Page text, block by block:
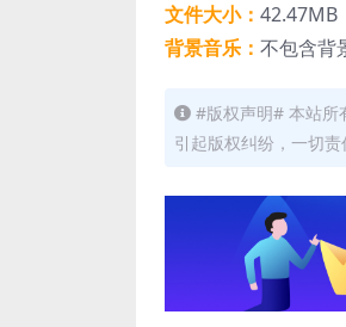
文件大小： 42.47MB
背景音乐： 不包含背
#版权声明# 本站所
引起版权纠纷，一切